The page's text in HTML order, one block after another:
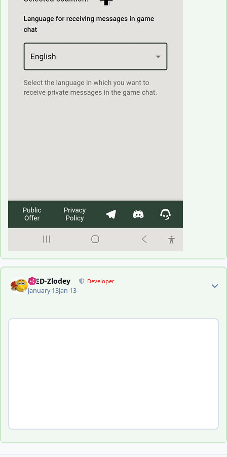
-DED-Zlodey Developer
January 13Jan 13
Author stats